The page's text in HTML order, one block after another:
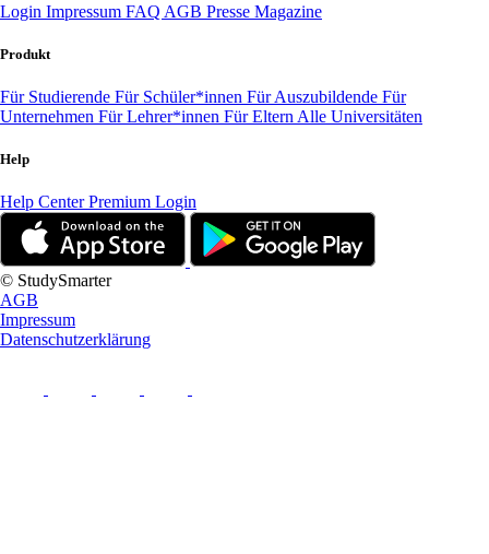
Login Impressum FAQ AGB Presse Magazine
Produkt
Für Studierende Für Schüler*innen Für Auszubildende Für
Unternehmen Für Lehrer*innen Für Eltern Alle Universitäten
Help
Help CenterPremium Login
© StudySmarter
AGB
Impressum
Datenschutzerklärung